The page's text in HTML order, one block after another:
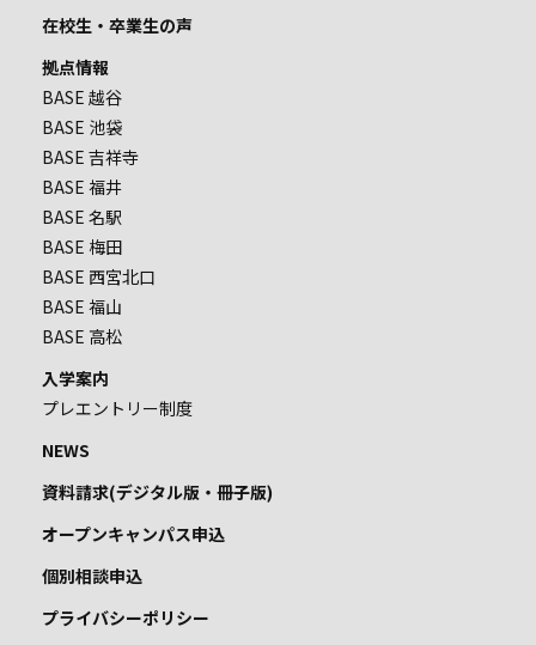
在校生・卒業生の声
拠点情報
BASE 越谷
BASE 池袋
BASE 吉祥寺
BASE 福井
BASE 名駅
BASE 梅田
BASE 西宮北口
BASE 福山
BASE 高松
入学案内
プレエントリー制度
NEWS
資料請求(デジタル版・冊子版)
オープンキャンパス申込
個別相談申込
プライバシーポリシー